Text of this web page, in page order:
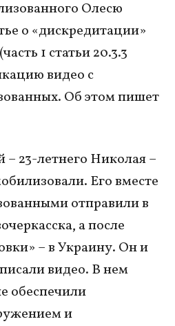
Олесю
о «дискредитации»
1 статьи 20.3.3
видео с
Об этом пишет
23-летнего Николая –
Его вместе
отправили в
а после
– в Украину. Он и
видео. В нем
обеспечили
и